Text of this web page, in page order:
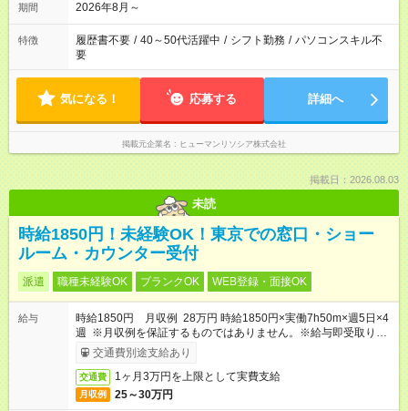
他、派遣先の規定による
期間 2026年8月～
特徴 履歴書不要 / 40～50代活躍中 / シフト勤務 / パソコンスキル不
要
気になる！ 応募する 詳細へ
掲載元企業名 ヒューマンリソシア株式会社
掲載日：2026.08.03
未読
時給1850円！未経験OK！東京での窓口・ショー
ルーム・カウンター受付
派遣 職種未経験OK ブランクOK WEB登録・面接OK
給与
時給1850円 月収例 28万円 時給1850円×実働7h50m×週5日×4
週 ※月収例を保証するものではありません。※給与即受取りサ
ービス利用可（利用条件有）
交通費別途支給あり
交通費 1ヶ月3万円を上限として実費支給
月収例 25～30万円